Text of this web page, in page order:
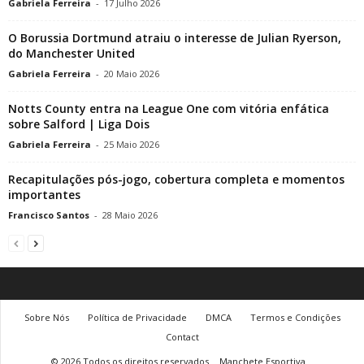
Gabriela Ferreira - 17 Julho 2026
O Borussia Dortmund atraiu o interesse de Julian Ryerson,
do Manchester United
Gabriela Ferreira - 20 Maio 2026
Notts County entra na League One com vitória enfática
sobre Salford | Liga Dois
Gabriela Ferreira - 25 Maio 2026
Recapitulações pós-jogo, cobertura completa e momentos
importantes
Francisco Santos - 28 Maio 2026
Sobre Nós Política de Privacidade DMCA
Termos e Condições
Contact
© 2026 Todos os direitos reservados
Manchete Esportiva